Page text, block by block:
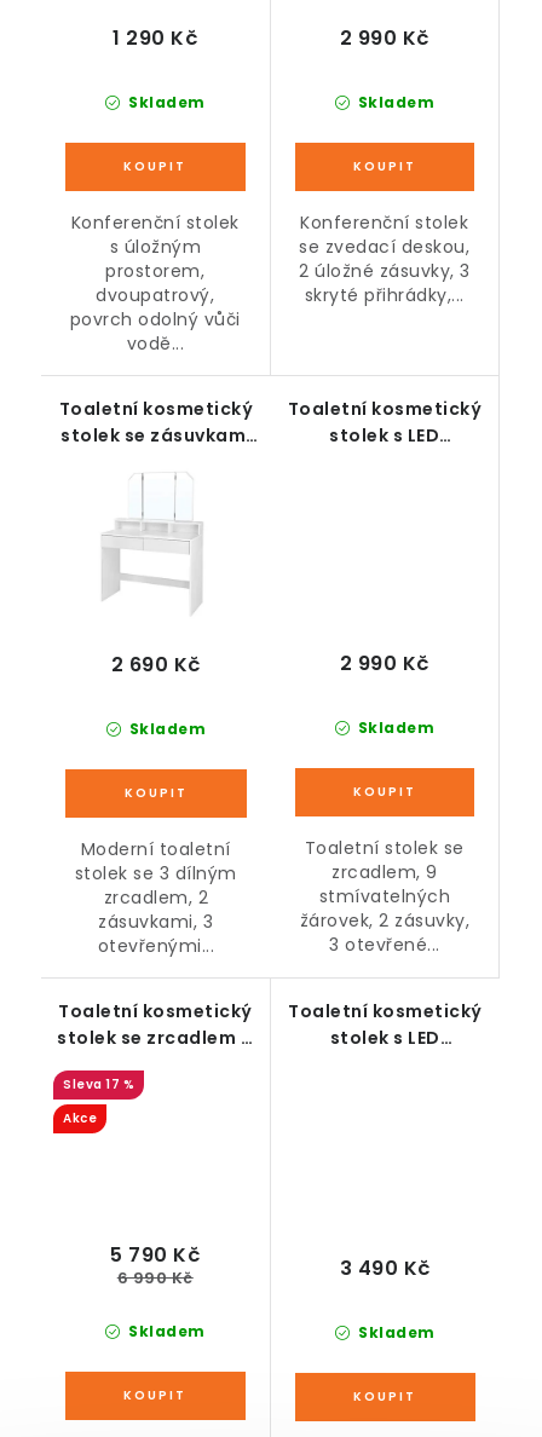
Skladem
1 290 Kč
Konferenční stolek
s úložným
prostorem,
dvoupatrový,
povrch odolný vůči
vodě...
Skladem
2 990 Kč
Konferenční stolek
se zvedací deskou,
2 úložné zásuvky, 3
skryté přihrádky,...
Toaletní kosmetický
stolek se zásuvkami
Skladem
2 690 Kč
Moderní toaletní
stolek se 3 dílným
zrcadlem, 2
zásuvkami, 3
otevřenými...
Toaletní kosmetický
stolek s LED
Skladem
2 990 Kč
Toaletní stolek se
zrcadlem, 9
stmívatelných
žárovek, 2 zásuvky,
3 otevřené...
Toaletní kosmetický
stolek se zrcadlem a
zásuvkami, bílý
17 %
Akce
Skladem
5 790 Kč
6 990 Kč
Toaletní kosmetický
stolek s LED
Skladem
3 490 Kč